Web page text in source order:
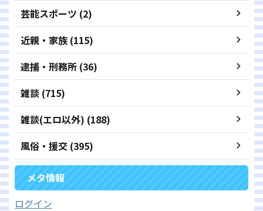
芸能スポーツ (2)
近親・家族 (115)
逮捕・刑務所 (36)
雑談 (715)
雑談(エロ以外) (188)
風俗・援交 (395)
メタ情報
ログイン